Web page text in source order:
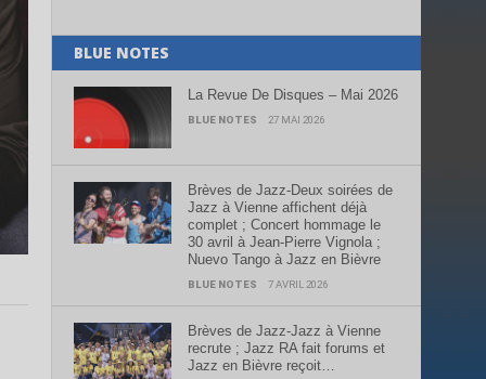
BLUE NOTES
La Revue De Disques – Mai 2026
BLUE NOTES 27 MAI 2026
Brèves de Jazz-Deux soirées de
Jazz à Vienne affichent déjà
complet ; Concert hommage le
30 avril à Jean-Pierre Vignola ;
Nuevo Tango à Jazz en Bièvre
BLUE NOTES 7 AVRIL 2026
Brèves de Jazz-Jazz à Vienne
recrute ; Jazz RA fait forums et
Jazz en Bièvre reçoit…